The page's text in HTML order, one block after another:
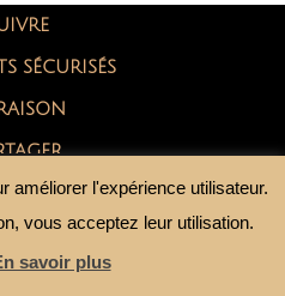
SÉCURISÉS
améliorer l'expérience utilisateur.
vous acceptez leur utilisation.
savoir plus